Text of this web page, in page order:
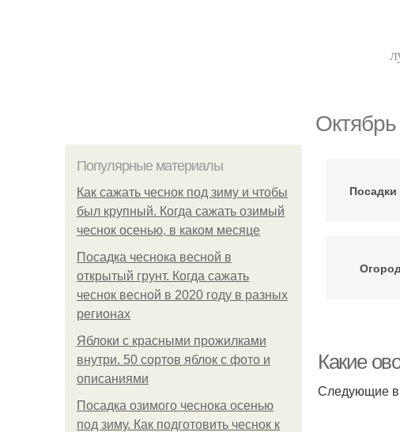
Популярные материалы
Как сажать чеснок под зиму и чтобы
был крупный. Когда сажать озимый
чеснок осенью, в каком месяце
Посадка чеснока весной в
открытый грунт. Когда сажать
чеснок весной в 2020 году в разных
регионах
Яблоки с красными прожилками
внутри. 50 сортов яблок с фото и
описаниями
Посадка озимого чеснока осенью
под зиму. Как подготовить чеснок к
Какие
Следующие